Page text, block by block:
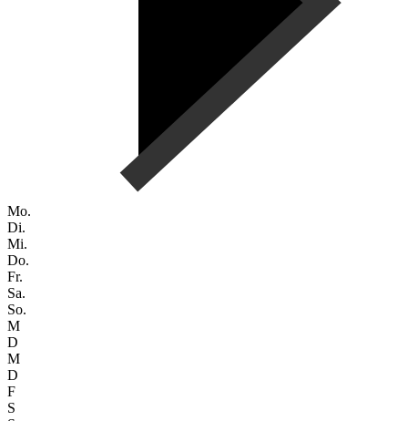
Mo.
Di.
Mi.
Do.
Fr.
Sa.
So.
M
D
M
D
F
S